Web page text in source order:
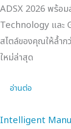
ADSX 2026 พร้อ
Technology และ
สไตล์ของคุณให้ล้ำก
ใหม่ล่าสุด
อ่านต่อ
Intelligent